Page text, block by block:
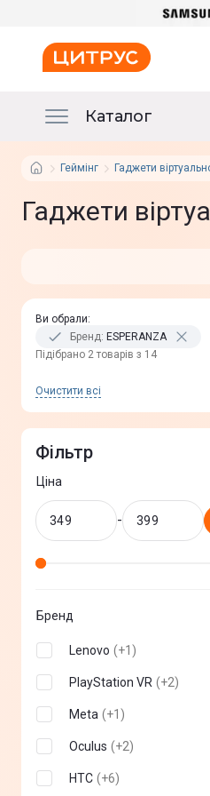
Каталог
Геймінг Гаджети
Гаджети
Ви обрали:
Бренд: ESPERANZA
Пiдiбрано 2 товарів з 14
Очистити всi
Фільтр
Ціна
-
Бренд
Lenovo (+1 )
PlayStation VR (+2)
Meta (+1 )
Oculus (+2)
HTC (+6)